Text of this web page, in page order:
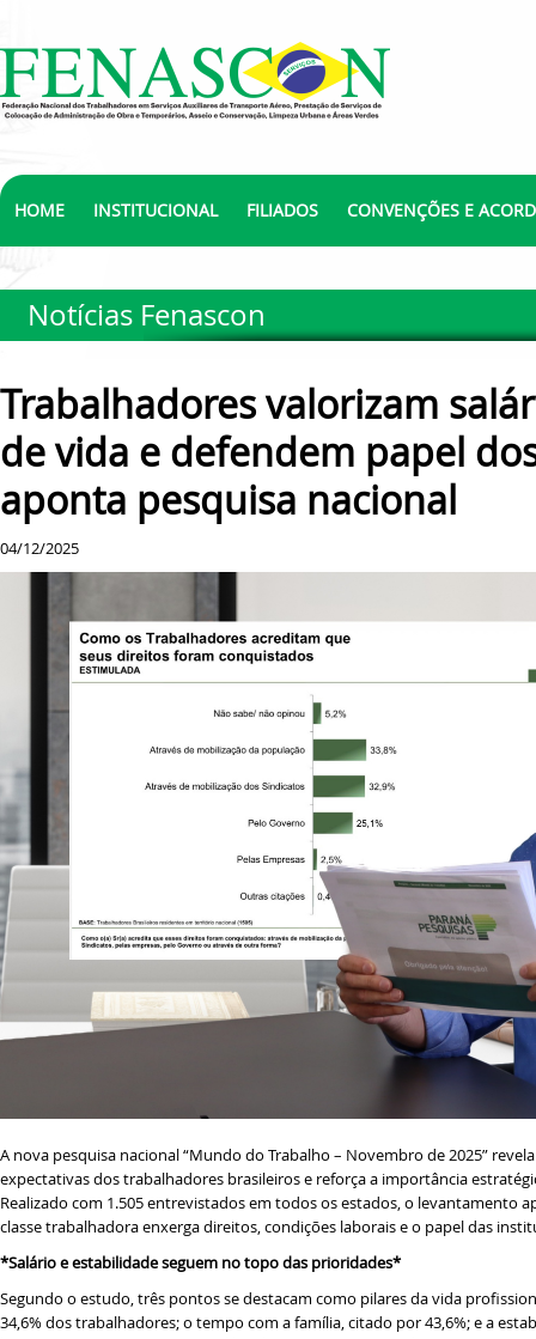
HOME INSTITUCIONAL FILIADOS CONVENÇÕES E
Notícias Fenascon
Trabalhadores valorizam
de vida e defendem papel
aponta pesquisa nacional
04/12/2025
A nova pesquisa nacional “Mundo do Trabalho – Novembro de 2025”
expectativas dos trabalhadores brasileiros e reforça a importância
Realizado com 1.505 entrevistados em todos os estados, o levantamento
classe trabalhadora enxerga direitos, condições laborais e o papel das
*Salário e estabilidade seguem no topo das prioridades*
Segundo o estudo, três pontos se destacam como pilares da vida
34,6% dos trabalhadores; o tempo com a família, citado por 43,6%; e a